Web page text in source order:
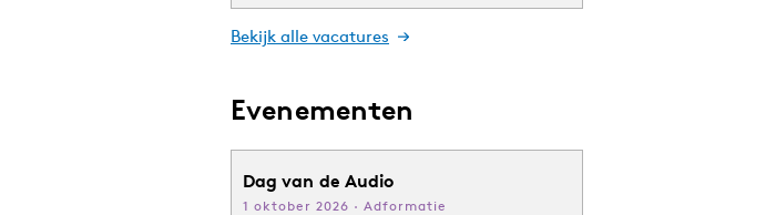
Bekijk alle vacatures
Evenementen
Dag van de Audio
1 oktober 2026 · Adformatie